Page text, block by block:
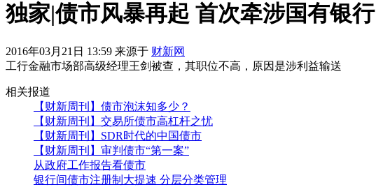
独家|债市风暴再起 首次牵涉国有银行
2016年03月21日 13:59 来源于 财新网
工行金融市场部高级经理王剑被查，其职位不高，原因是涉利益输送
相关报道
【财新周刊】债市泡沫知多少？
【财新周刊】交易所债市高杠杆之忧
【财新周刊】SDR时代的中国债市
【财新周刊】审判债市“第一案”
从政府工作报告看债市
银行间债市注册制大提速 分层分类管理